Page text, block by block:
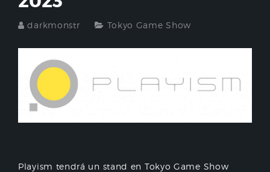
darkmonstr Tokyo Game Show
Playism tendrá un stand en Tokyo Game Show